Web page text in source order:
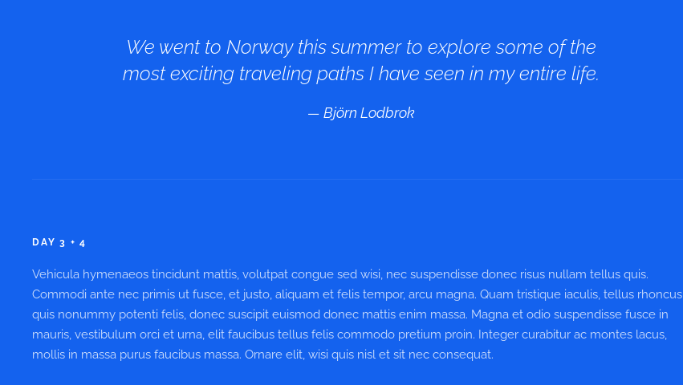
We went to Norway this summer to explore some of the
most exciting traveling paths I have seen in my entire life.
Björn Lodbrok
DAY 3 + 4
Vehicula hymenaeos tincidunt mattis, volutpat congue sed wisi, nec suspendisse donec risus nullam tellus quis.
Commodi ante nec primis ut fusce, et justo, aliquam et felis tempor, arcu magna. Quam tristique iaculis, tellus rhoncus
quis nonummy potenti felis, donec suscipit euismod donec mattis enim massa. Magna et odio suspendisse fusce in
mauris, vestibulum orci et urna, elit faucibus tellus felis commodo pretium proin. Integer curabitur ac montes lacus,
mollis in massa purus faucibus massa. Ornare elit, wisi quis nisl et sit nec consequat.